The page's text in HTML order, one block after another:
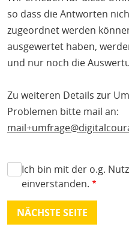
so dass die Antworten
zugeordnet werden
ausgewertet haben,
und nur noch die
Zu weiteren Details zur
Problemen bitte mail an:
Ich bin mit der o.g.
einverstanden.